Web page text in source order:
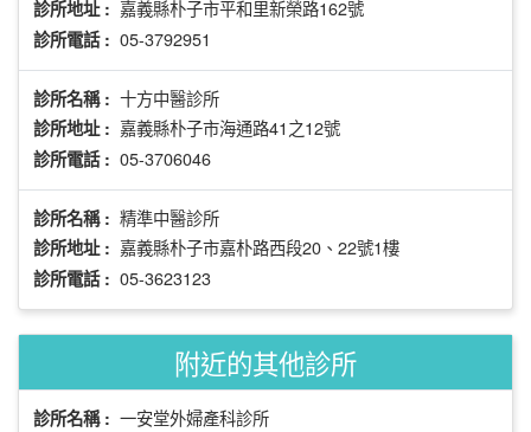
診所地址 : 嘉義縣朴子市平和里新榮路162號
診所電話 : 05-3792951
診所名稱 : 十方中醫診所
診所地址 : 嘉義縣朴子市海通路41之12號
診所電話 : 05-3706046
診所名稱 : 精準中醫診所
診所地址 : 嘉義縣朴子市嘉朴路西段20、22號1樓
診所電話 : 05-3623123
附近的其他診所
診所名稱 : 一安堂外婦產科診所